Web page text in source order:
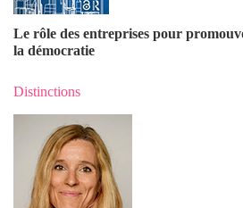
Le rôle des entreprises pour
la démocratie
Distinctions